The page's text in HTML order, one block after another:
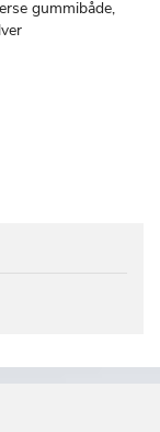
gummibåde,